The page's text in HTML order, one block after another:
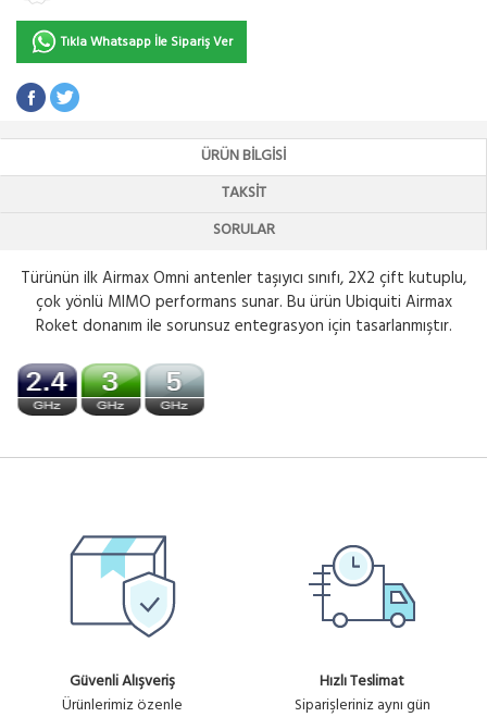
Tıkla Whatsapp İle Sipariş Ver
ÜRÜN BILGISI
TAKSIT
SORULAR
Türünün ilk Airmax Omni antenler taşıyıcı sınıfı, 2X2 çift kutuplu,
çok yönlü MIMO performans sunar. Bu ürün Ubiquiti Airmax
Roket donanım ile sorunsuz entegrasyon için tasarlanmıştır.
Güvenli Alışveriş
Ürünlerimiz özenle
Hızlı Teslimat
Siparişleriniz aynı gün